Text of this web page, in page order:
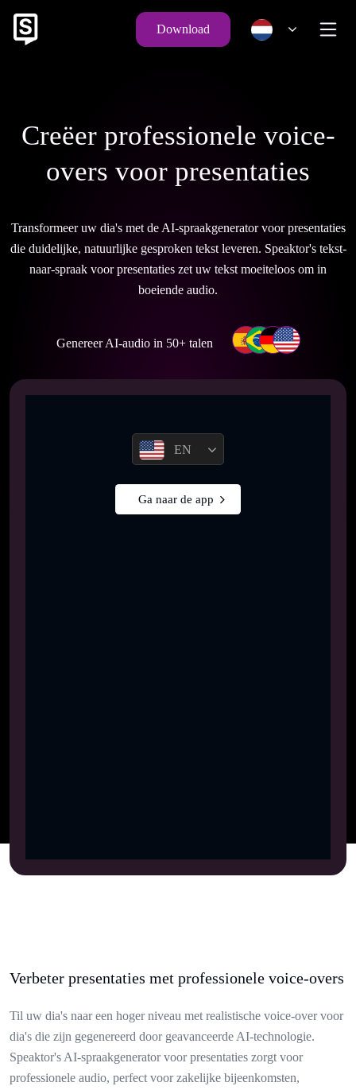
Download
Creëer professionele voice-
overs voor presentaties
Transformeer uw dia's met de AI-spraakgenerator voor presentaties
die duidelijke, natuurlijke gesproken tekst leveren. Speaktor's tekst-
naar-spraak voor presentaties zet uw tekst moeiteloos om in
boeiende audio.
Genereer AI-audio in 50+ talen
EN
Ga naar de app
Verbeter presentaties met professionele voice-overs
Til uw dia's naar een hoger niveau met realistische voice-over voor
dia's die zijn gegenereerd door geavanceerde AI-technologie.
Speaktor's AI-spraakgenerator voor presentaties zorgt voor
professionele audio, perfect voor zakelijke bijeenkomsten,